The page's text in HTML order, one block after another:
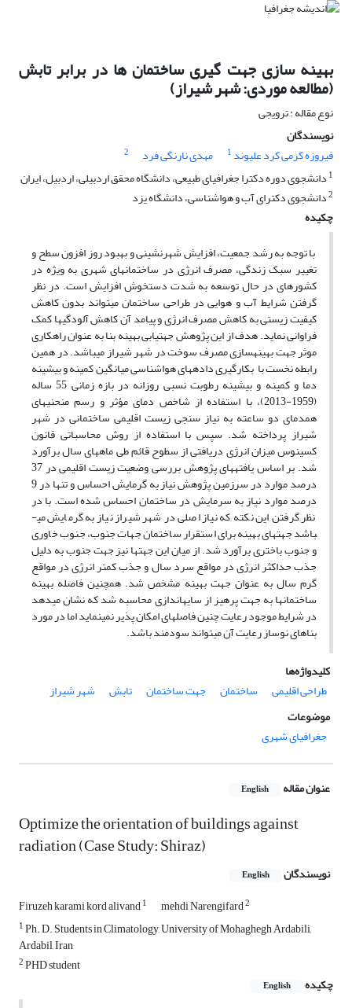
بهینه سازی جهت گیری ساختمان ها در برابر تابش
(مطالعه موردی: شهر شیراز)
نوع مقاله : ترویجی
نویسندگان
فیروزه کرمی کرد علیوند 1 مهدی نارنگی فرد
2
1 دانشجوی دوره دکترا جغرافیای طبیعی، دانشگاه محقق اردبیلی، اردبیل، ایران
2دانشجوی دکترای آب و هواشناسی، دانشگاه یزد
چکیده
با توجه به رشد جمعیت، افزایش شهرنشینی و بهبود روز افزون سطح و
تغییر سبک زندگی، مصرف انرژی در ساختمان­های شهری به ویژه در
کشورهای در حال توسعه به شدت دستخوش افزایش است. در نظر
گرفتن شرایط آب و هوایی در طراحی ساختمان می­تواند بدون کاهش
کیفیت زیستی به کاهش مصرف انرژی و پیامد آن کاهش آلودگی­ها کمک
فراوانی نماید. هدف از این پژوهش جهت­یابی بهینه بنا به عنوان راهکاری
موثر جهت بهینه­سازی مصرف سوخت در شهر شیراز می­باشد. در همین
رابطه نخست با بکارگیری داده­های هواشناسی میانگین کمینه و بیشینه
دما و کمینه و بیشینه رطوبت نسبی روزانه در بازه زمانی 55 ساله
(1959-2013)، با استفاده از شاخص دمای مؤثر و رسم منحنی­های
همدمای دو ساعته به نیاز سنجی زیست اقلیمی ساختمانی در شهر
شیراز پرداخته شد. سپس با استفاده از روش محاسباتی قانون
کسینوس میزان انرژی دریافتی از سطوح قائم طی ماه­های سال برآورد
شد. بر اساس یافته­های پژوهش بررسی وضعیت زیست اقلیمی در 37
درصد موارد در سرزمین پژوهش نیاز به گرمایش احساس و تنها در 9
درصد موارد نیاز به سرمایش در ساختمان احساس شده است. با در
نظر گرفتن این نکته که نیاز اصلی در شهر شیراز نیاز به گرمایش می­
باشد جهت­های بهینه برای استقرار ساختمان جهات جنوب، جنوب خاوری
و جنوب باختری برآورد شد. از میان این جهت­ها نیز جهت جنوب به دلیل
جذب حداکثر انرژی در مواقع سرد سال و جذب کم­تر انرژی در مواقع
گرم سال به عنوان جهت بهینه مشخص شد. همچنین فاصله بهینه
ساختمان­ها به جهت پرهیز از سایه­اندازی محاسبه شد که نشان می­دهد
در شرایط موجود رعایت چنین فاصله­ای امکان پذیر نمی­نماید اما در مورد
بناهای نوساز رعایت آن می­تواند سودمند باشد.
کلیدواژه‌ها
طراحی اقلیمی
ساختمان جهت ساختمان تابش
شهر شیراز
موضوعات
جغرافیای شهری
عنوان مقاله English
Optimize the orientation of buildings against
radiation (Case Study: Shiraz)
نویسندگان English
Firuzeh karami kord alivand1 mehdi Narengifard2
1Ph. D. Students in Climatology, University of Mohaghegh Ardabili,
Ardabil, Iran
2PHD student
چکیده
English